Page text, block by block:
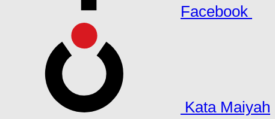
Facebook
Kata Maiyah